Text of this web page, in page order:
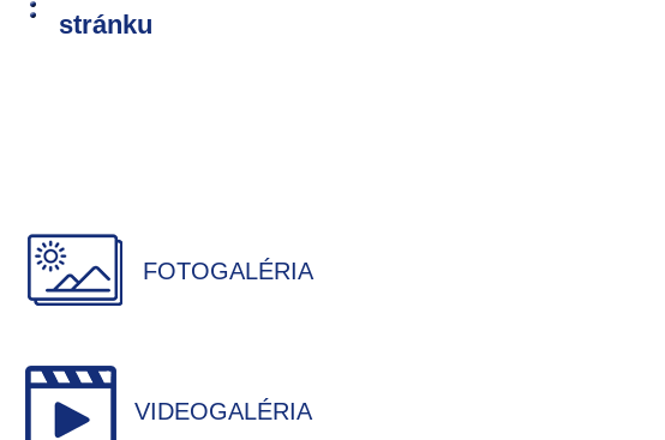
stránku
FOTOGALÉRIA
VIDEOGALÉRIA